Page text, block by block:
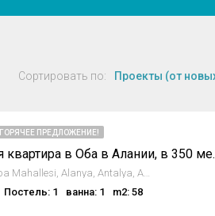
Сортировать по: Проекты (от
ГОРЯЧЕЕ ПРЕДЛОЖЕНИЕ!
Продается
11. Sokak, Oba Mahallesi, Alanya, Antalya, Akdeniz Bölgesi, 07469, Türkiye
Постель: 1 ванна: 1
m2: 58